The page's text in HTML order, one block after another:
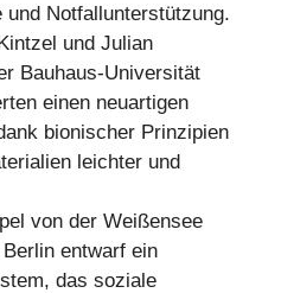
und Notfallunterstützung.
und Julian
Bauhaus-Universität
einen neuartigen
bionischer Prinzipien
leichter und
von der Weißensee
entwarf ein
das soziale